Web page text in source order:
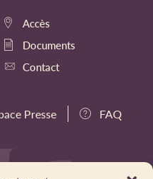
Accès
Documents
Contact
Presse FAQ